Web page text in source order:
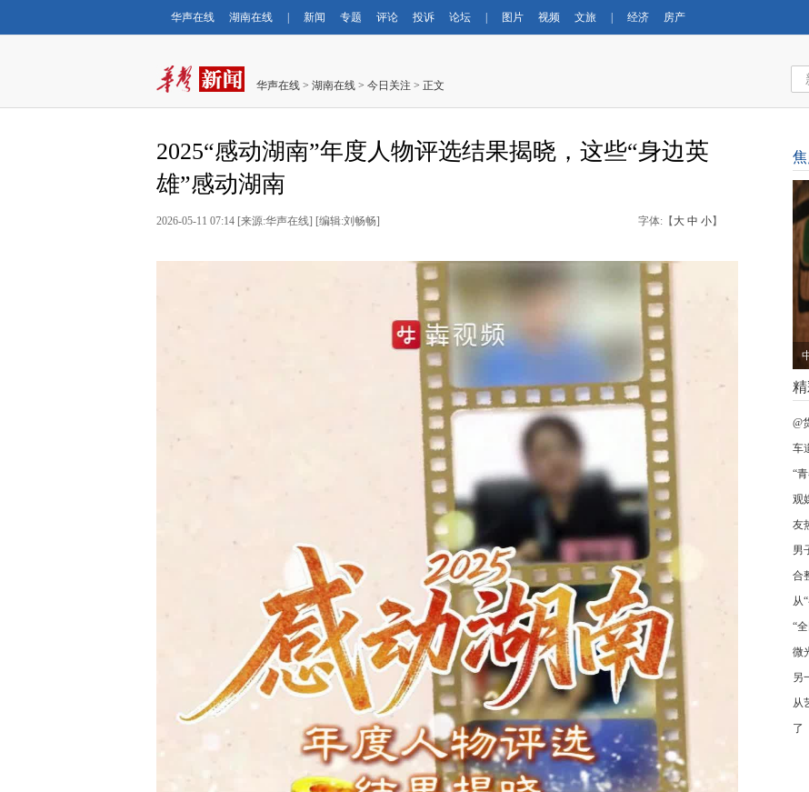
华声在线 湖南在线 新闻 专题 评论 投诉 论坛 图片 视频 文旅 经济 房产
华声在线 > 湖南在线 > 今日关注 > 正文
2025“感动湖南”年度人物评选结果揭晓，这些“身边英
雄”感动湖南
2026-05-11 07:14 [来源:华声在线] [编辑:刘畅畅] 字体:【 大 中 小】
@
车
“
观
友
男
合
从
“
微
另
从
了